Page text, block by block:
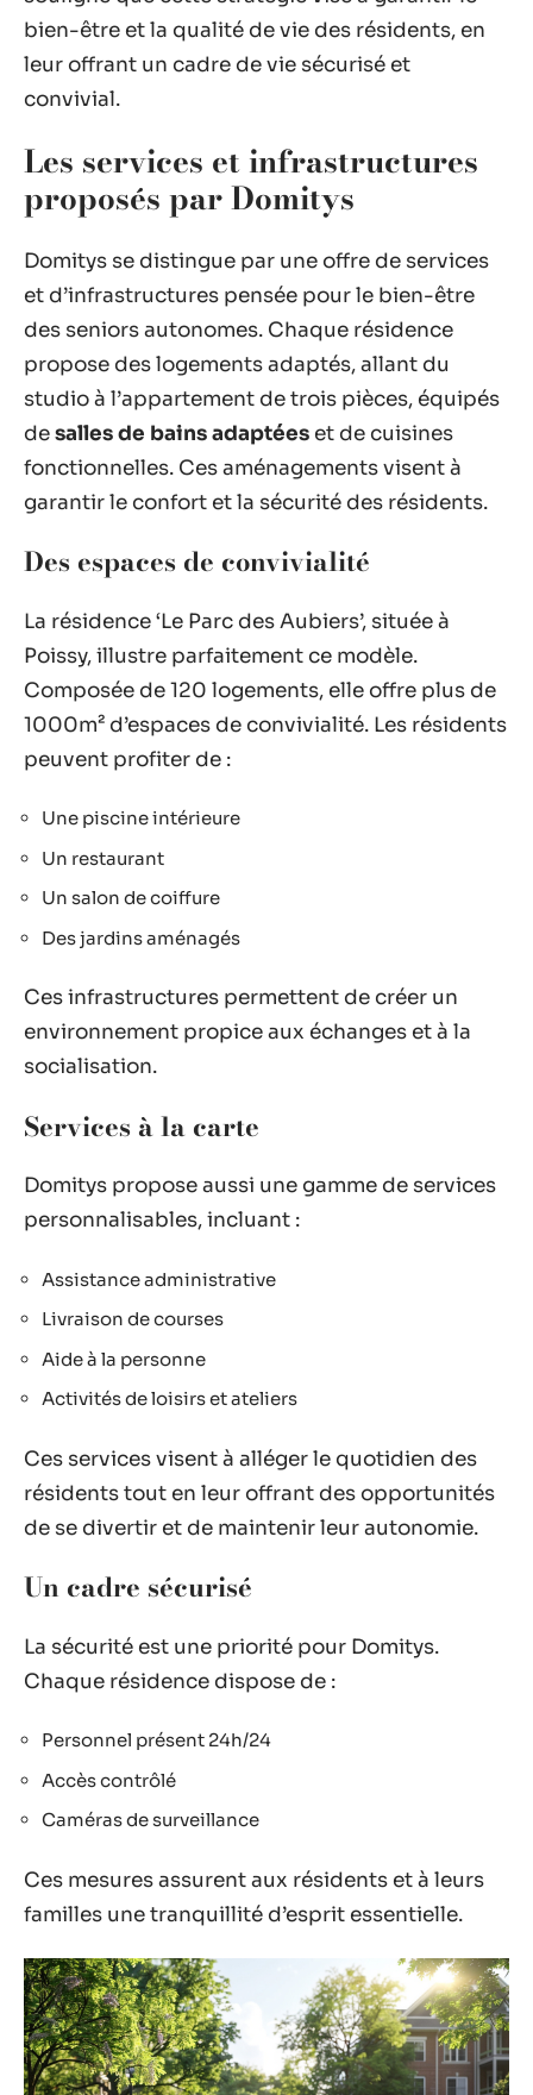
bien-être et la qualité de vie des résidents, en
leur offrant un cadre de vie sécurisé et
convivial.
Les services et infrastructures
proposés par Domitys
Domitys se distingue par une offre de services
et d’infrastructures pensée pour le bien-être
des seniors autonomes. Chaque résidence
propose des logements adaptés, allant du
studio à l’appartement de trois pièces, équipés
desalles de bains adaptées et de cuisines
fonctionnelles. Ces aménagements visent à
garantir le confort et la sécurité des résidents.
Des espaces de convivialité
La résidence ‘Le Parc des Aubiers’, située à
Poissy, illustre parfaitement ce modèle.
Composée de 120 logements, elle offre plus de
1000m² d’espaces de convivialité. Les résidents
peuvent profiter de :
Une piscine intérieure
Un restaurant
Un salon de coiffure
Des jardins aménagés
Ces infrastructures permettent de créer un
environnement propice aux échanges et à la
socialisation.
Services à la carte
Domitys propose aussi une gamme de services
personnalisables, incluant :
Assistance administrative
Livraison de courses
Aide à la personne
Activités de loisirs et ateliers
Ces services visent à alléger le quotidien des
résidents tout en leur offrant des opportunités
de se divertir et de maintenir leur autonomie.
Un cadre sécurisé
La sécurité est une priorité pour Domitys.
Chaque résidence dispose de :
Personnel présent 24h/24
Accès contrôlé
Caméras de surveillance
Ces mesures assurent aux résidents et à leurs
familles une tranquillité d’esprit essentielle.